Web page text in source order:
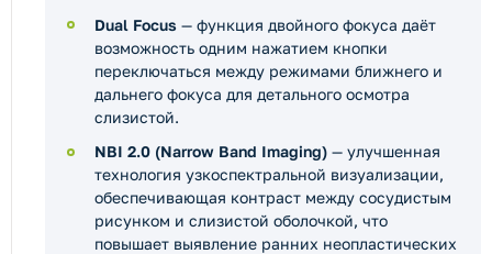
Dual Focus — функция двойного фокуса даёт
возможность одним нажатием кнопки
переключаться между режимами ближнего и
дальнего фокуса для детального осмотра
слизистой.
NBI 2.0 (Narrow Band Imaging) — улучшенная
технология узкоспектральной визуализации,
обеспечивающая контраст между сосудистым
рисунком и слизистой оболочкой, что
повышает выявление ранних неопластических